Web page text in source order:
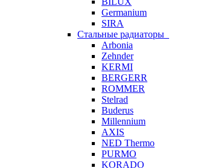
Germanium
SIRA
Стальные радиаторы
Arbonia
Zehnder
KERMI
BERGERR
ROMMER
Stelrad
Buderus
Millennium
AXIS
NED Thermo
PURMO
KORADO